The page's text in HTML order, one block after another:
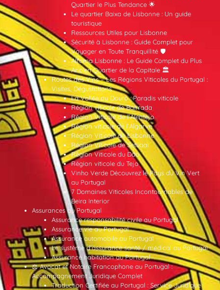
Quartier le Plus Tendance 🌟
Le quartier Baixa de Lisbonne : Un guide
touristique
Ressources Utiles pour Lisbonne
Sécurité à Lisbonne : Guide Complet pour
Voyager en Toute Tranquillité 🛡️
Alfama Lisbonne : Le Guide Complet du Plus
Ancien Quartier de la Capitale 🏛️
Routes des Vins – Les Régions Viticoles du Portugal :
Visites, Dégustations
La Vallée du Douro : Paradis viticole
Région viticole de Bairrada
Région Viticole de l’Alentejo
Région viticole de l’Algarve
Région Viticole de Lisbonne
Région Viticole de Setúbal
Région Viticole du Dão
Région viticole du Tejo
Vinho Verde Découvrez le Pays du Vin Vert
au Portugal
7 Domaines Viticoles Incontournables de
Beira Interior
Assurances au Portugal
Assurance responsabilité civile au Portugal
Assurance vie au Portugal
Assurance automobile au Portugal
Le système d’assurance santé / médical au Portugal
Assurance habitation au Portugal
⚖️ Avocat et Notaire Francophone au Portugal :
Accompagnement Juridique Complet
Traduction Certifiée au Portugal : Service Juridique